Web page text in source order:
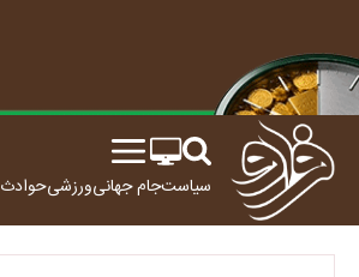
سیاستجام جهانیورزشیحوادث